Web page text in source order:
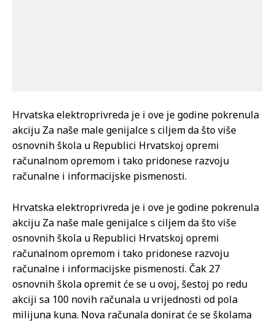
Hrvatska elektroprivreda je i ove je godine pokrenula
akciju Za naše male genijalce s ciljem da što više
osnovnih škola u Republici Hrvatskoj opremi
računalnom opremom i tako pridonese razvoju
računalne i informacijske pismenosti.
Hrvatska elektroprivreda je i ove je godine pokrenula
akciju Za naše male genijalce s ciljem da što više
osnovnih škola u Republici Hrvatskoj opremi
računalnom opremom i tako pridonese razvoju
računalne i informacijske pismenosti. Čak 27
osnovnih škola opremit će se u ovoj, šestoj po redu
akciji sa 100 novih računala u vrijednosti od pola
milijuna kuna. Nova računala donirat će se školama